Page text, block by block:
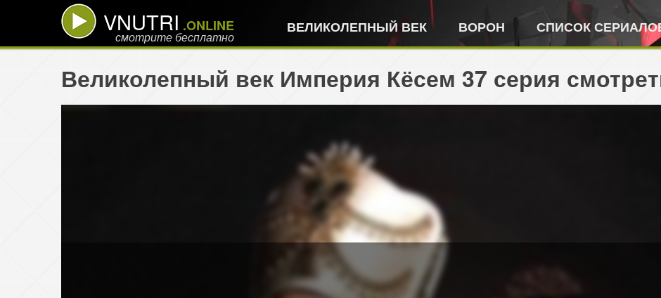
VNUTRI .ONLINE
смотрите бесплатно
ВЕЛИКОЛЕПНЫЙ ВЕК ВОРОН СПИСОК
Великолепный век Империя Кёсем 37 серия